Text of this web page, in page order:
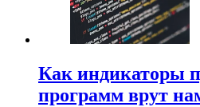
Как индикаторы
программ врут